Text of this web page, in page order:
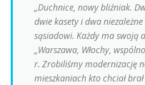
„Duchnice, nowy bliźniak.
dwie kasety i dwa
sąsiadowi. Każdy ma swoją
„Warszawa, Włochy,
r. Zrobiliśmy modernizację
mieszkaniach kto chciał